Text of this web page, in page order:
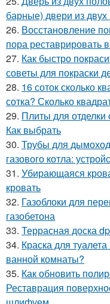
барные) двери из
26. Восстановление
пора реставрировать
27. Как быстро
советы для покраски
28. 16 соток сколько
сотка? Сколько
29. Плиты для
Как выбрать
30. Трубы для
газового котла:
31. Убирающаяся
кровать
32. Газоблоки для
газобетона
33. Террасная доска
34. Краска для
ванной комнаты?
35. Как обновить
Реставрация